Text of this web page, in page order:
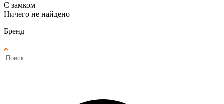
С замком
Ничего не найдено
Бренд